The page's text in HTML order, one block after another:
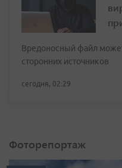
Вредоносный файл
сторонних источников
сегодня, 02:29
Фоторепортаж